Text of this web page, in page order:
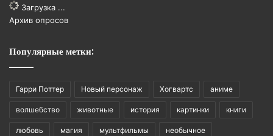
Загрузка ...
Архив опросов
Популярные метки:
Гарри Поттер Новый персонаж Хогвартс аниме
волшебство животные история картинки книги
любовь магия мультфильмы необычное